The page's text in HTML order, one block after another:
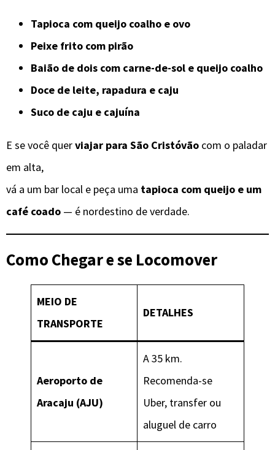
Tapioca com queijo coalho e ovo
Peixe frito com pirão
Baião de dois com carne-de-sol e queijo coalho
Doce de leite, rapadura e caju
Suco de caju e cajuína
E se você querviajar para São Cristóvão com o paladar
em alta,
vá a um bar local e peça uma tapioca com queijo e um
café coado — é nordestino de verdade.
Como Chegar e se Locomover
MEIO DE
TRANSPORTE
DETALHES
Aeroporto de
Aracaju (AJU)
A 35 km.
Recomenda-se
Uber, transfer ou
aluguel de carro